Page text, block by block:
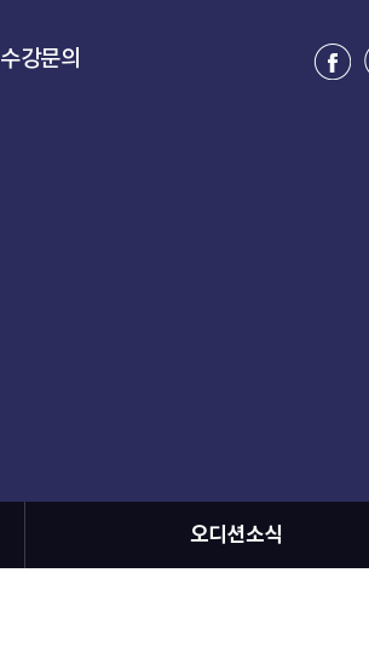
수강문의
오디션소식